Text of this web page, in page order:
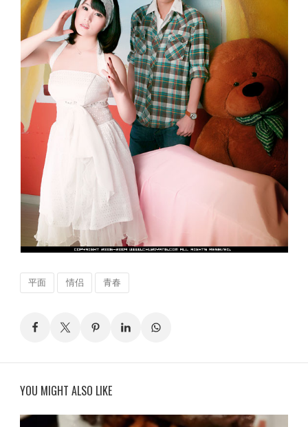
平面 情侣 青春
YOU MIGHT ALSO LIKE